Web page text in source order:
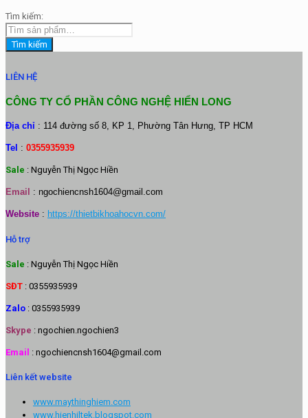
Tìm kiếm:
Tìm kiếm
LIÊN HỆ
CÔNG TY CỔ PHẦN CÔNG NGHỆ HIỂN LONG
Địa chỉ : 114 đường số 8, KP 1, Phường Tân Hưng, TP HCM
Tel : 0355935939
Sale : Nguyễn Thị Ngọc Hiền
Email : ngochiencnsh1604@gmail.com
Website : https://thietbikhoahocvn.com/
Hỗ trợ
Sale : Nguyễn Thị Ngọc Hiền
SĐT : 0355935939
Zalo : 0355935939
Skype : ngochien.ngochien3
Email : ngochiencnsh1604@gmail.com
Liên kết website
www.maythinghiem.com
www.hienhiltek.blogspot.com